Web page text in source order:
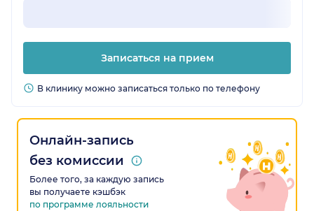
Записаться на прием
В клинику можно записаться только по телефону
Онлайн-запись
без комиссии
Более того, за каждую запись
вы получаете кэшбэк
по программе лояльности